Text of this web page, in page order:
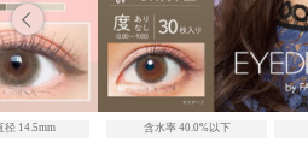
径 14.2mm
含水率 50.0%以上